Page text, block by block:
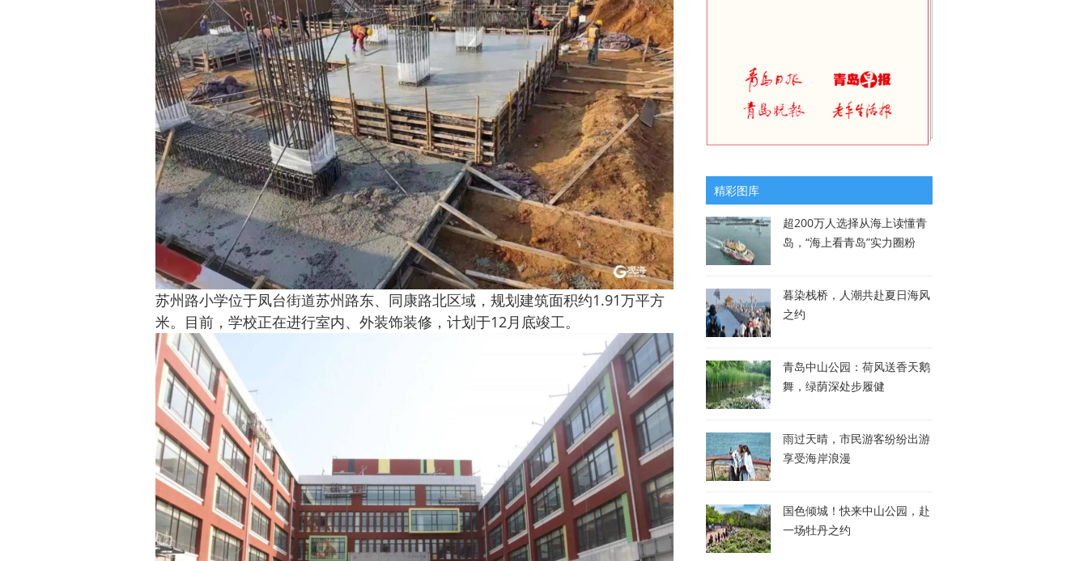
苏州路小学位于凤台街道苏州路东、同康路北区域，规划建筑面积约1.91万平方
米。目前，学校正在进行室内、外装饰装修，计划于12月底竣工。
精彩图库
超200万人选择从海上读懂青
岛，“海上看青岛”实力圈粉
暮染栈桥，人潮共赴夏日海风
之约
青岛中山公园：荷风送香天鹅
舞，绿荫深处步履健
雨过天晴，市民游客纷纷出游
享受海岸浪漫
国色倾城！快来中山公园，赴
一场牡丹之约